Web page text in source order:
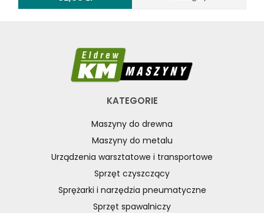
KATEGORIE
Maszyny do drewna
Maszyny do metalu
Urządzenia warsztatowe i transportowe
Sprzęt czyszczący
Sprężarki i narzędzia pneumatyczne
Sprzęt spawalniczy